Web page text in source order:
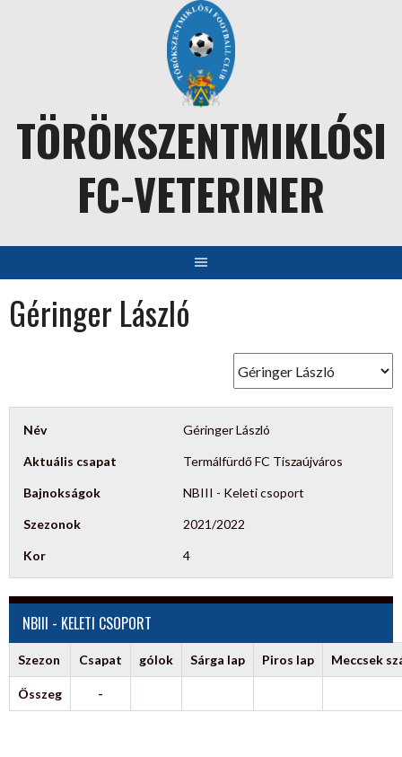
TÖRÖKSZENTMIKLÓSI
FC-VETERINER
Géringer László
Név Géringer László
Aktuális csapat Termálfürdő FC Tiszaújváros
Bajnokságok NBIII - Keleti csoport
Szezonok 2021/2022
Kor 4
NBIII - KELETI CSOPORT
Szezon Csapat gólok Sárga lap Piros lap Meccsek
Összeg -